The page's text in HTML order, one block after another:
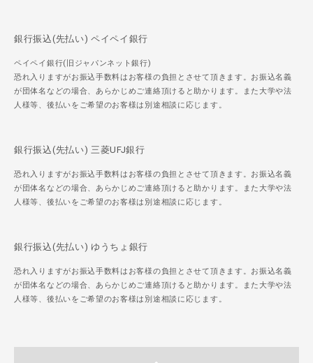
銀行振込(先払い) ペイペイ銀行
ペイペイ銀行(旧ジャパンネット銀行)
恐れ入りますがお振込手数料はお客様の負担とさせて頂きます。お振込名義
が団体名などの場合、あらかじめご連絡頂けると助かります。また大学や法
人様等、後払いをご希望のお客様は別途相談に応じます。
銀行振込(先払い) 三菱UFJ銀行
恐れ入りますがお振込手数料はお客様の負担とさせて頂きます。お振込名義
が団体名などの場合、あらかじめご連絡頂けると助かります。また大学や法
人様等、後払いをご希望のお客様は別途相談に応じます。
銀行振込(先払い) ゆうちょ銀行
恐れ入りますがお振込手数料はお客様の負担とさせて頂きます。お振込名義
が団体名などの場合、あらかじめご連絡頂けると助かります。また大学や法
人様等、後払いをご希望のお客様は別途相談に応じます。